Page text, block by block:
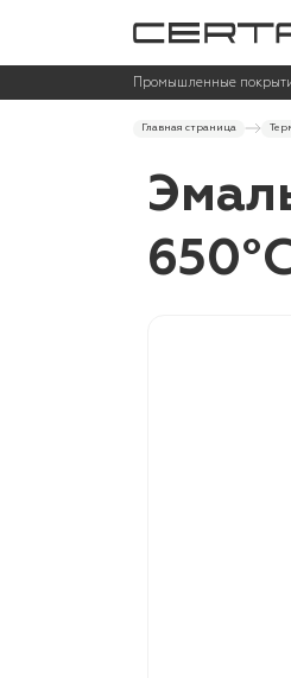
Промышленные
Главная страница